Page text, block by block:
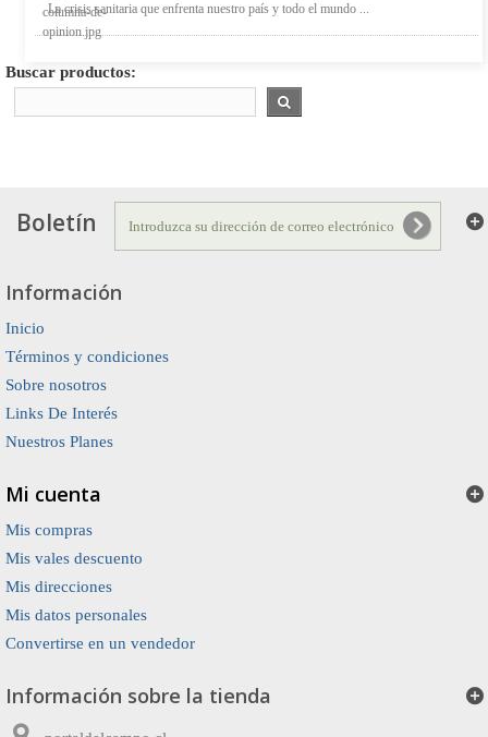
La crisis sanitaria que enfrenta nuestro país y todo el mundo ...
Buscar productos:
Boletín
Información
Inicio
Términos y condiciones
Sobre nosotros
Links De Interés
Nuestros Planes
Mi cuenta
Mis compras
Mis vales descuento
Mis direcciones
Mis datos personales
Convertirse en un vendedor
Información sobre la tienda